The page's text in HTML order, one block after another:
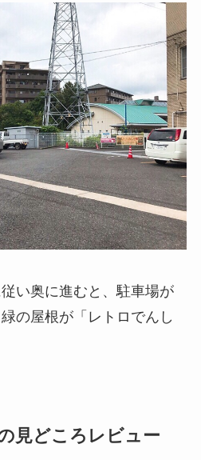
い奥に進むと、駐車場が
の屋根が「レトロでんし
見どころレビュー